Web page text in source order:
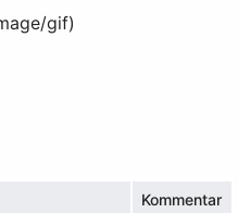
gif)
Kommentar